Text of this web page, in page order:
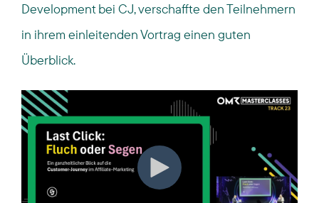
Development bei CJ, verschaffte den Teilnehmern
in ihrem einleitenden Vortrag einen guten
Überblick.